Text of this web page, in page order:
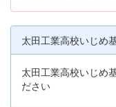
太田工業高校いじめ
太田工業高校いじめ
ださい